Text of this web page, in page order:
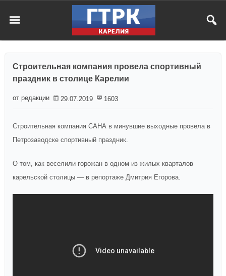
Строительная компания провела спортивный
праздник в столице Карелии
от редакции 29.07.2019 1603
Строительная компания САНА в минувшие выходные провела в
Петрозаводске спортивный праздник.
О том, как веселили горожан в одном из жилых кварталов
карельской столицы — в репортаже Дмитрия Егорова.